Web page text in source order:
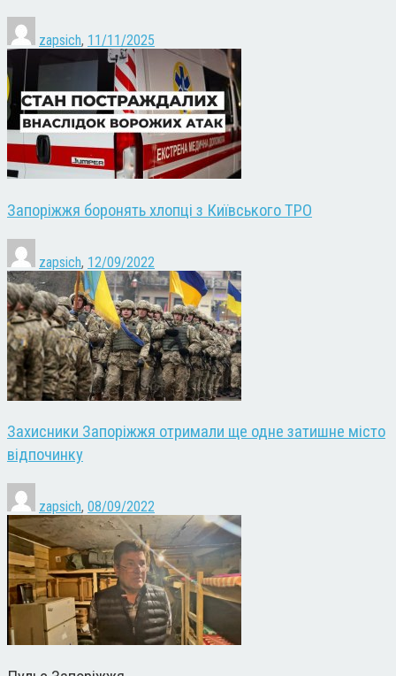
zapsich, 11/11/2025
Запоріжжя боронять хлопці з Київського ТРО
zapsich, 12/09/2022
Захисники Запоріжжя отримали ще одне затишне місто
відпочинку
zapsich, 08/09/2022